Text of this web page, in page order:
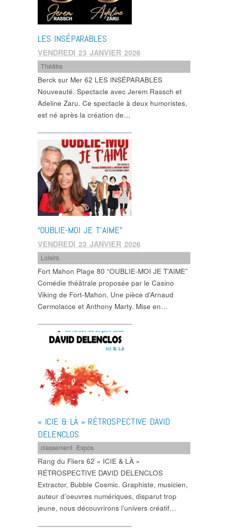
LES INSÉPARABLES
VENDREDI 23 JANVIER 2026
Théâtre
Berck sur Mer 62 LES INSÉPARABLES
Nouveauté. Spectacle avec Jerem Rassch et
Adeline Zaru. Ce spectacle à deux humoristes,
est né après la création de…
“OUBLIE-MOI JE T’AIME”
VENDREDI 23 JANVIER 2026
Loisirs
Fort Mahon Plage 80 “OUBLIE-MOI JE T’AIME”
Comédie théâtrale proposée par le Casino
Viking de Fort-Mahon. Une pièce d’Arnaud
Cermolacce et Anthony Marty. Mise en…
« ICIE & LÀ » RÉTROSPECTIVE DAVID
DELENCLOS
classement Expos
Rang du Fliers 62 « ICIE & LÀ »
RÉTROSPECTIVE DAVID DELENCLOS
Extractor, Bubble Cosmic. Graphiste, musicien,
auteur d’oeuvres numériques, disparut trop
jeune, nous découvrirons l’univers créatif…